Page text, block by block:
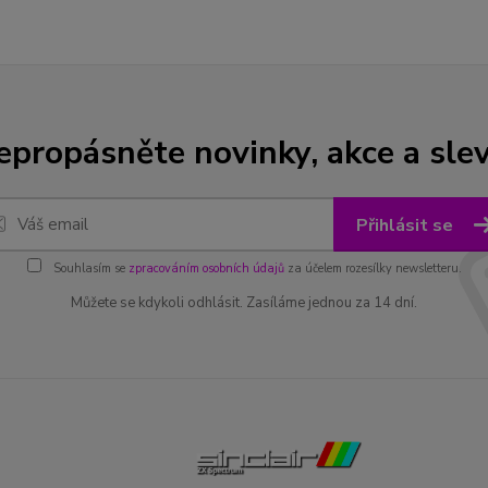
novinky, akce a
Přihlásit se
Souhlasím se zpracováním osobních údajůza účelem rozesílky newsletteru.
Můžete se kdykoli odhlásit. Zasíláme jednou za 14 dní.